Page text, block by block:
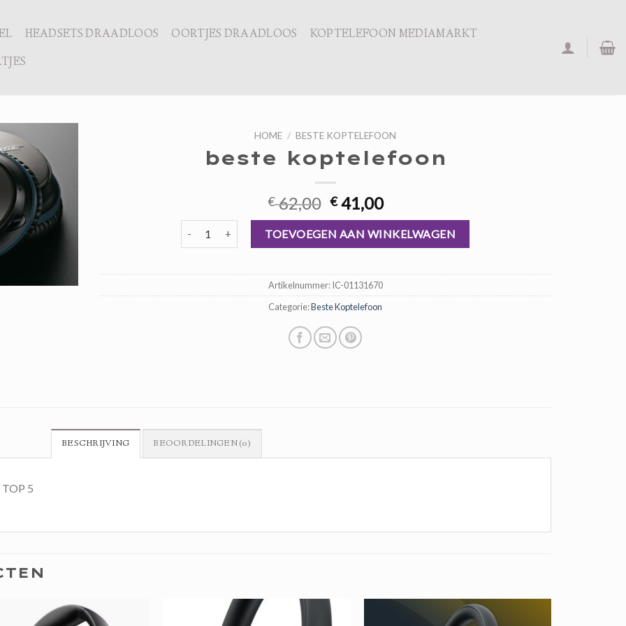
HEADSETS DRAADLOOS OORTJES DRAADLOOS
KOPTELEFOON MEDIAMARKT
HOME / BESTE KOPTELEFOON
beste koptelefoon
€62,00 Oorspronkelijke
prijs
was:
€ 62,00.
€41,00Huidige
prijs
is:
€ 41,00.
beste koptelefoon aantalTOEVOEGEN AAN WINKELWAGEN
Artikelnummer:IC-01131670
Categorie:Beste Koptelefoon
BESCHRIJVING BEOORDELINGEN (0)
5